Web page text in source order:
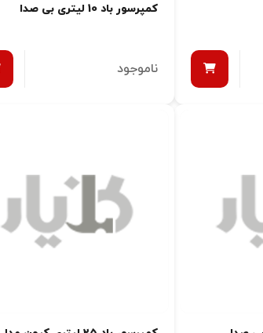
کمپرسور باد 10 لیتری بی صدا
ناموجود